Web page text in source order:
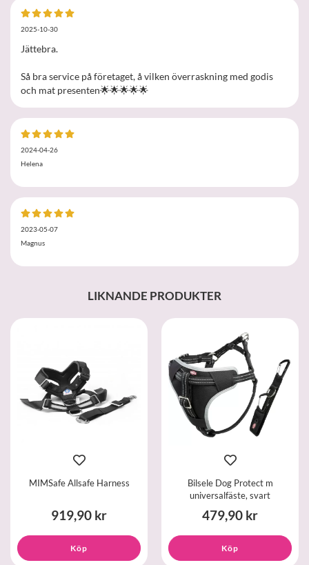
2025-10-30
Jättebra.
Så bra service på företaget, å vilken överraskning med godis
och mat presenten🌟🌟🌟🌟🌟
2024-04-26
Helena
2023-05-07
Magnus
LIKNANDE PRODUKTER
MIMSafe Allsafe Harness
919,90 kr
Köp
Bilsele Dog Protect m
universalfäste, svart
479,90 kr
Köp